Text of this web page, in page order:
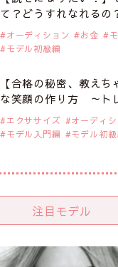
て？どうすれなれるの
オーディション お金
モデル初級編
【合格の秘密、教え
な笑顔の作り方 ～ト
エクササイズ オーディ
モデル入門編
モデル初
注目モデル